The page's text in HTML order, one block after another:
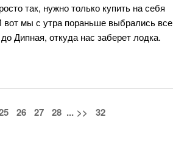
так, нужно только купить на себя
вот мы с утра пораньше выбрались все
Дипная, откуда нас заберет лодка.
26 27 28 ... >> 32